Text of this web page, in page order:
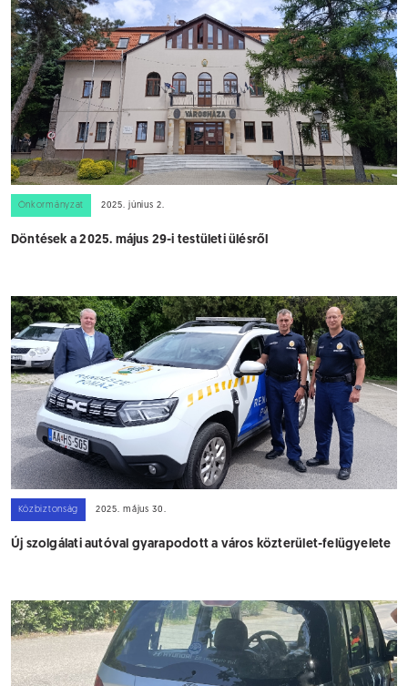
Önkormányzat 2025. június 2.
Döntések a 2025. május 29-i testületi ülésről
Közbiztonság 2025. május 30.
Új szolgálati autóval gyarapodott a város közterület-felügyelete